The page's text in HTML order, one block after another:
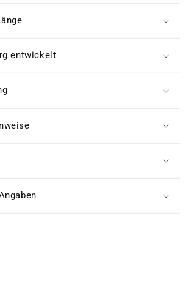
entwickelt